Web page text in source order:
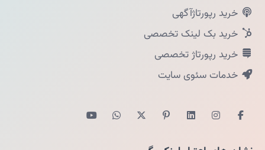
خرید رپورتاژآگهی
خرید بک لینک تخصصی
خرید رپورتاژ تخصصی
خدمات سئوی سایت